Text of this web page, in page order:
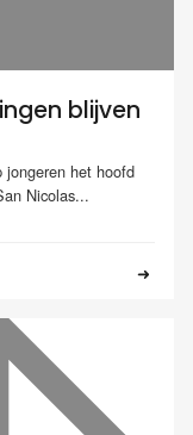
blijven
jongeren het hoofd
Nicolas...